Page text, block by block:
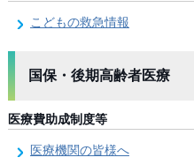
こどもの救急情報
国保・後期高齢者医療
医療費助成制度等
医療機関の皆様へ